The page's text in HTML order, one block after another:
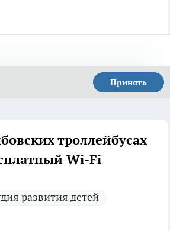
Принять
троллейбусах
Wi-Fi
развития детей